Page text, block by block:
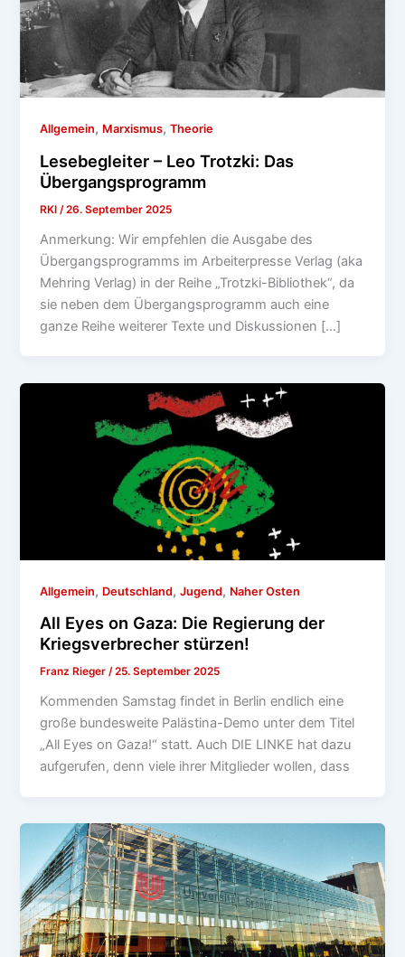
Allgemein, Marxismus,Theorie
Lesebegleiter – Leo Trotzki: Das
Übergangsprogramm
RKI /26. September 2025
Anmerkung: Wir empfehlen die Ausgabe des
Übergangsprogramms im Arbeiterpresse Verlag (aka
Mehring Verlag) in der Reihe „Trotzki-Bibliothek“, da
sie neben dem Übergangsprogramm auch eine
ganze Reihe weiterer Texte und Diskussionen […]
Allgemein, Deutschland,Jugend, Naher Osten
All Eyes on Gaza: Die Regierung der
Kriegsverbrecher stürzen!
Franz Rieger/25. September 2025
Kommenden Samstag findet in Berlin endlich eine
große bundesweite Palästina-Demo unter dem Titel
„All Eyes on Gaza!“ statt. Auch DIE LINKE hat dazu
aufgerufen, denn viele ihrer Mitglieder wollen, dass